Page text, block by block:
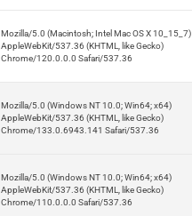
Mozilla/5.0 (Macintosh; Intel Mac OS X 10_15_7)
AppleWebKit/537.36 (KHTML, like Gecko)
Chrome/120.0.0.0 Safari/537.36
Mozilla/5.0 (Windows NT 10.0; Win64; x64)
AppleWebKit/537.36 (KHTML, like Gecko)
Chrome/133.0.6943.141 Safari/537.36
Mozilla/5.0 (Windows NT 10.0; Win64; x64)
AppleWebKit/537.36 (KHTML, like Gecko)
Chrome/110.0.0.0 Safari/537.36